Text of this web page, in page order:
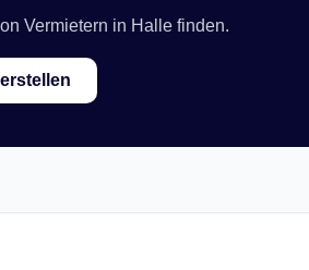
Vermietern in Halle finden.